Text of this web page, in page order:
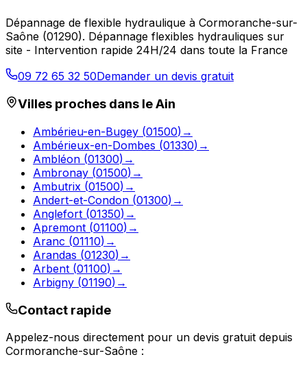
Dépannage de flexible hydraulique à Cormoranche-sur-
Saône (01290). Dépannage flexibles hydrauliques sur
site - Intervention rapide 24H/24 dans toute la France
09 72 65 32 50Demander un devis gratuit
Villes proches dans leAin
Ambérieu-en-Bugey (01500) →
Ambérieux-en-Dombes (01330) →
Ambléon (01300) →
Ambronay (01500) →
Ambutrix (01500) →
Andert-et-Condon (01300) →
Anglefort (01350) →
Apremont (01100) →
Aranc (01110) →
Arandas (01230) →
Arbent (01100) →
Arbigny (01190) →
Contact rapide
Appelez-nous directement pour un devis gratuit depuis
Cormoranche-sur-Saône :